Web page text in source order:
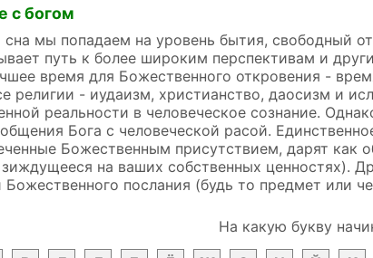
с богом
сна мы попадаем на уровень бытия, свободный
путь к более широким перспективам и
время для Божественного откровения -
религии - иудаизм, христианство, даосизм и
реальности в человеческое сознание.
Бога с человеческой расой.
Божественным присутствием, дарят как
на ваших собственных ценностях).
Божественного послания (будь то предмет или
На какую букву